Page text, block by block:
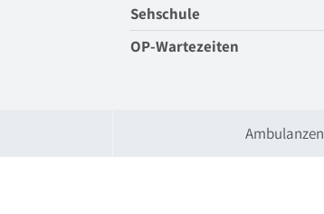
Sehschule
OP-Wartezeiten
Ambulanzen